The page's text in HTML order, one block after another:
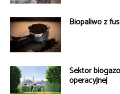
Biopaliwo z
Sektor
operacyjnej